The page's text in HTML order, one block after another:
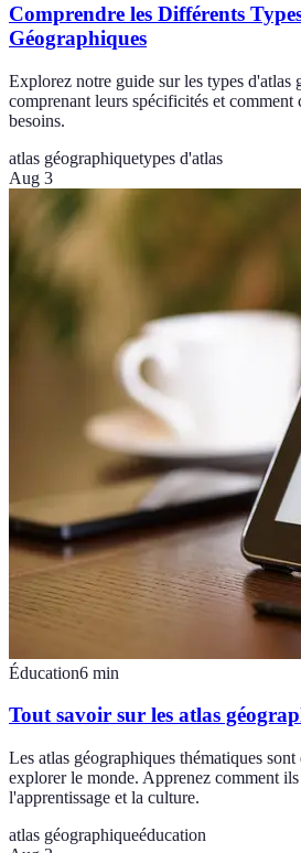
Comprendre les Différents
Géographiques
Explorez notre guide sur les types d'atlas
comprenant leurs spécificités et comment
besoins.
atlas géographiquetypes d'atlas
Aug 3
Éducation6 min
Tout savoir sur les atlas
Les atlas géographiques thématiques
explorer le monde. Apprenez comment
l'apprentissage et la culture.
atlas géographiqueéducation